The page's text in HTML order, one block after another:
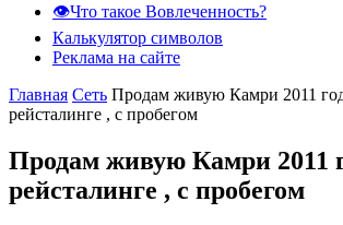
👁️Что такое Вовлеченность?
Калькулятор символов
Реклама на сайте
Главная Сеть Продам живую Камри 2011
рейсталинге , с пробегом
Продам живую Камри 2011
рейсталинге , с пробегом